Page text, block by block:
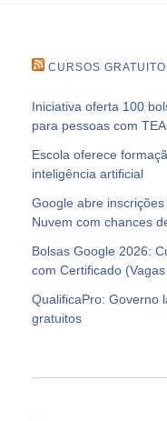
CURSOS
Iniciativa oferta 100
para pessoas com
Escola oferece
inteligência artificial
Google abre
Nuvem com chances
Bolsas Google 2026:
com Certificado
QualificaPro: Governo
gratuitos